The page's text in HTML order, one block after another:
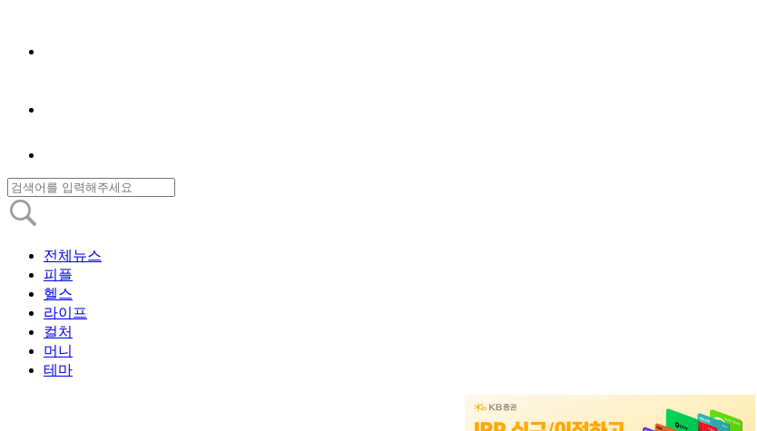
전체뉴스
피플
헬스
라이프
컬처
머니
테마